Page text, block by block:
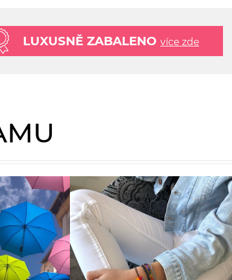
LUXUSNĚ ZABALENO více zde